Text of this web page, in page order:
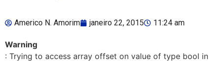
Americo N. Amorim janeiro 22, 2015 11:24 am
Warning
: Trying to access array offset on value of type bool in